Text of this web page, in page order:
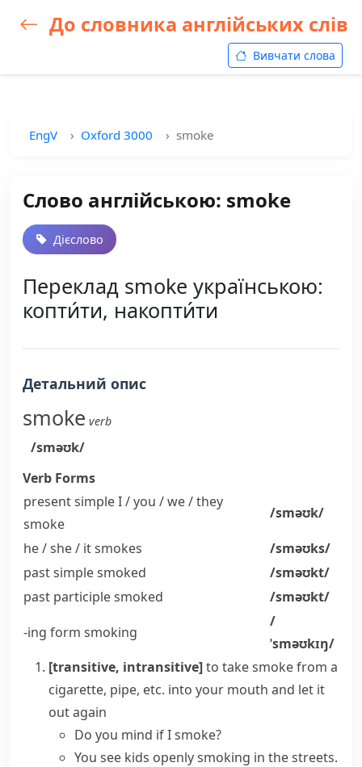
До словника англійських слів
Вивчати слова
EngV Oxford 3000 smoke
Слово англійською: smoke
Дієслово
Переклад smoke українською:
копти́ти, накопти́ти
Детальний опис
smoke verb
/sməʊk/
Verb Forms
present simple I / you / we / they
smoke
/sməʊk/
he / she / itsmokes
/sməʊks/
past simplesmoked
/sməʊkt/
past participlesmoked
/sməʊkt/
-ing form smoking
/
ˈsməʊkɪŋ/
[transitive, intransitive]to take smoke from a
cigarette, pipe, etc. into your mouth and let it
out again
Do you mind if I smoke?
You see kids openly smoking in the streets.